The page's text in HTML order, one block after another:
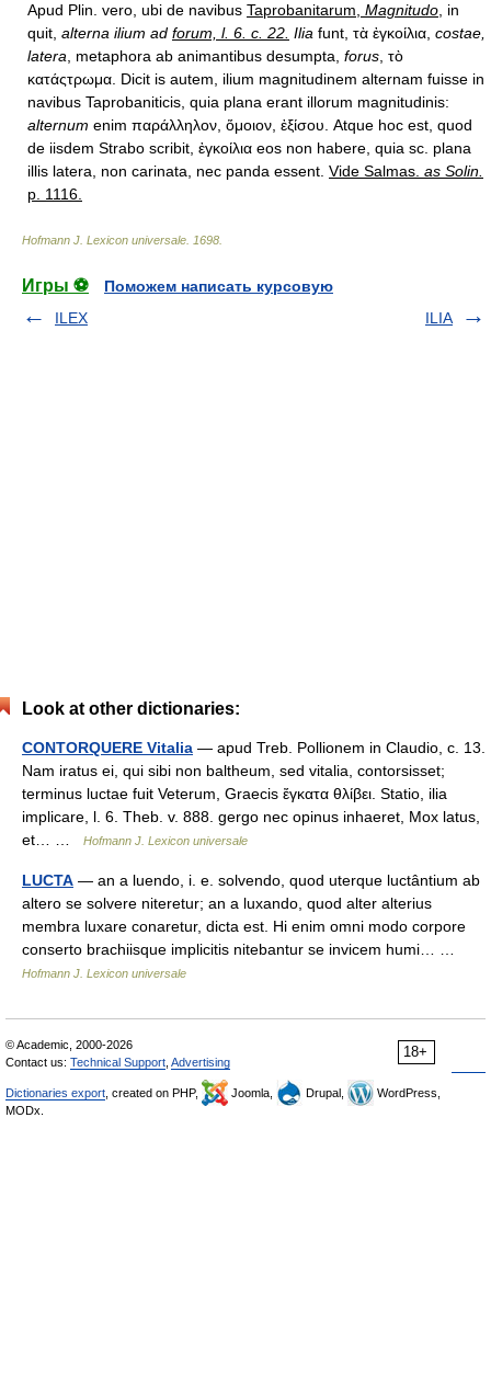
Apud Plin. vero, ubi de navibus Taprobanitarum, Magnitudo in
quit, alterna ilium ad forum, l. 6. c. 22. Ilia funt, τὰ ἐγκοίλια, costae,
latera , metaphora ab animantibus desumpta, forus , τὸ
κατάςτρωμα. Dicit is autem, ilium magnitudinem alternam fuisse in
navibus Taprobaniticis, quia plana erant illorum magnitudinis:
alternum enim παράλληλον, ὅμοιον, ἐξίσου. Atque hoc est, quod
de iisdem Strabo scribit, ἐγκοίλια eos non habere, quia sc. plana
illis latera, non carinata, nec panda essent. Vide Salmas. as Solin.
p. 1116.
Hofmann J. Lexicon universale 1698
Игры ⚽
Поможем написать курсовую
ILEX
ILIA
Look at other dictionaries:
CONTORQUERE Vitalia — apud Treb. Pollionem in Claudio, c. 13.
Nam iratus ei, qui sibi non baltheum, sed vitalia, contorsisset;
terminus luctae fuit Veterum, Graecis ἔγκατα θλίβει. Statio, ilia
implicare, l. 6. Theb. v. 888. gergo nec opinus inhaeret, Mox latus,
et… …
Hofmann J. Lexicon universale
LUCTA — an a luendo, i. e. solvendo, quod uterque luctântium ab
altero se solvere niteretur; an a luxando, quod alter alterius
membra luxare conaretur, dicta est. Hi enim omni modo corpore
conserto brachiisque implicitis nitebantur se invicem humi… …
Hofmann J. Lexicon universale
18+
© Academic, 2000-2026
Contact us: Technical Support Advertising
Dictionaries export , created on PHP, Joomla, Drupal,
WordPress,
MODx.